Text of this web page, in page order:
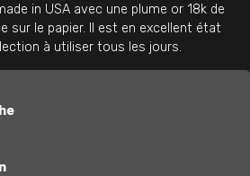
in USA avec une plume or 18k de
sur le papier. Il est en excellent état
à utiliser tous les jours.